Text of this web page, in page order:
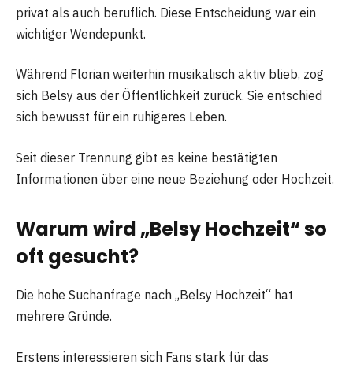
privat als auch beruflich. Diese Entscheidung war ein
wichtiger Wendepunkt.
Während Florian weiterhin musikalisch aktiv blieb, zog
sich Belsy aus der Öffentlichkeit zurück. Sie entschied
sich bewusst für ein ruhigeres Leben.
Seit dieser Trennung gibt es keine bestätigten
Informationen über eine neue Beziehung oder Hochzeit.
Warum wird „Belsy Hochzeit“ so
oft gesucht?
Die hohe Suchanfrage nach „Belsy Hochzeit“ hat
mehrere Gründe.
Erstens interessieren sich Fans stark für das